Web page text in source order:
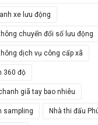
xe lưu động
chuyển đổi số lưu động
dịch vụ công cấp xã
360 độ
giã tay bao nhiêu
sampling Nhà thi đấu